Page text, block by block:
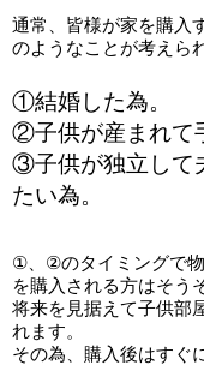
通常、皆様が家を購入
のようなことが考えら
①結婚した為。
②子供が産まれて
③子供が独立して
たい為。
①、②のタイミングで
を購入される方はそう
将来を見据えて子供部
れます。
その為、購入後はすぐ